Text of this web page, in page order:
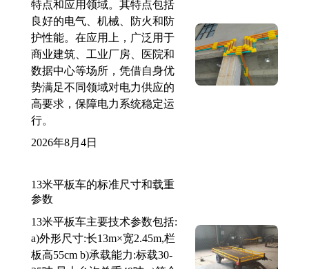
特点和应用领域。其特点包括
良好的电气、机械、防火和防
护性能。在应用上，广泛用于
商业建筑、工业厂房、医院和
数据中心等场所，凭借自身优
势满足不同领域对电力供应的
高要求，保障电力系统稳定运
行。
2026年8月4日
13米平板车的标准尺寸和载重
参数
13米平板车主要技术参数包括:
a)外形尺寸:长13m×宽2.45m,栏
板高55cm b)承载能力:标载30-